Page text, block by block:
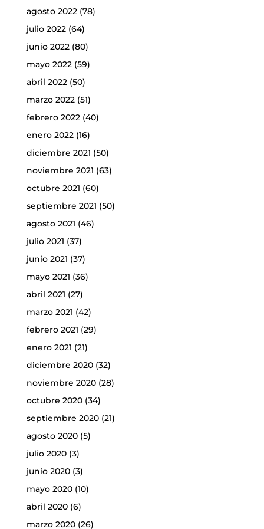
agosto 2022(78)
julio 2022(64)
junio 2022(80)
mayo 2022(59)
abril 2022(50)
marzo 2022(51)
febrero 2022(40)
enero 2022(16)
diciembre 2021 (50)
noviembre 2021 (63)
octubre 2021 (60)
septiembre 2021 (50)
agosto 2021 (46)
julio 2021 (37)
junio 2021 (37)
mayo 2021 (36)
abril 2021 (27)
marzo 2021 (42)
febrero 2021 (29)
enero 2021 (21)
diciembre 2020(32)
noviembre 2020(28)
octubre 2020(34)
septiembre 2020(21)
agosto 2020(5)
julio 2020(3)
junio 2020(3)
mayo 2020(10)
abril 2020(6)
marzo 2020(26)